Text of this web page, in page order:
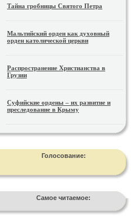
Тайна гробницы Святого Петра
Мальтийский орден как духовный
орден католической церкви
Распространение Христианства в
Грузии
Суфийские ордены – их развитие и
преследование в Крыму
Голосование:
Самое читаемое: